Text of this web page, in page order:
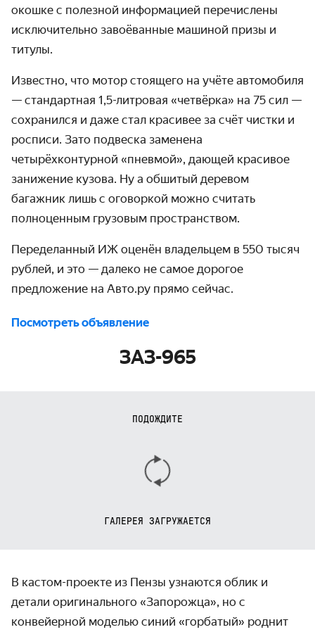
окошке с полезной информацией перечислены
исключительно завоёванные машиной призы и
титулы.
Известно, что мотор стоящего на учёте автомобиля
— стандартная 1,5-литровая «четвёрка» на 75 сил —
сохранился и даже стал красивее за счёт чистки и
росписи. Зато подвеска заменена
четырёхконтурной «пневмой», дающей красивое
занижение кузова. Ну а обшитый деревом
багажник лишь с оговоркой можно считать
полноценным грузовым пространством.
Переделанный ИЖ оценён владельцем в 550 тысяч
рублей, и это — далеко не самое дорогое
предложение на Авто.ру прямо сейчас.
Посмотреть объявление
ЗАЗ-965
ПОДОЖДИТЕ
ГАЛЕРЕЯ ЗАГРУЖАЕТСЯ
В кастом-проекте из Пензы узнаются облик и
детали оригинального «Запорожца», но с
конвейерной моделью синий «горбатый» роднит